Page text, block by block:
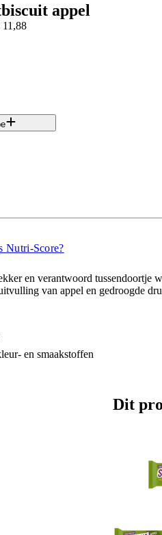
appel
11,88
Nutri-Score?
en verantwoord
van appel en gedroogde
en smaakstoffen
Dit